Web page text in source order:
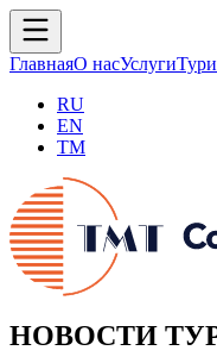
ГлавнаяО насУслуги
RU
EN
TM
НОВОСТИ